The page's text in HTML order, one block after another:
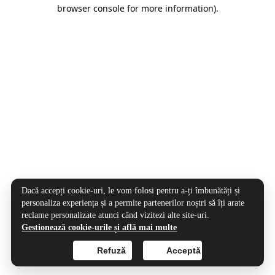
browser console for more information).
Dacă accepți cookie-uri, le vom folosi pentru a-ți îmbunătăți și
personaliza experiența și a permite partenerilor noștri să îți arate
reclame personalizate atunci când vizitezi alte site-uri.
Gestionează cookie-urile și află mai multe
Acceptă
Refuză